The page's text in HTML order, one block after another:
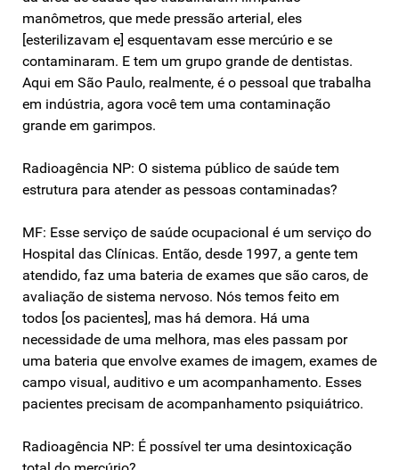
manômetros, que mede pressão arterial, eles
[esterilizavam e] esquentavam esse mercúrio e se
contaminaram. E tem um grupo grande de dentistas.
Aqui em São Paulo, realmente, é o pessoal que trabalha
em indústria, agora você tem uma contaminação
grande em garimpos.
Radioagência NP: O sistema público de saúde tem
estrutura para atender as pessoas contaminadas?
MF: Esse serviço de saúde ocupacional é um serviço do
Hospital das Clínicas. Então, desde 1997, a gente tem
atendido, faz uma bateria de exames que são caros, de
avaliação de sistema nervoso. Nós temos feito em
todos [os pacientes], mas há demora. Há uma
necessidade de uma melhora, mas eles passam por
uma bateria que envolve exames de imagem, exames de
campo visual, auditivo e um acompanhamento. Esses
pacientes precisam de acompanhamento psiquiátrico.
Radioagência NP: É possível ter uma desintoxicação